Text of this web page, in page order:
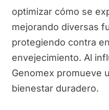
optimizar cómo se
mejorando diversas
protegiendo contra
envejecimiento. Al
Genomex promueve
bienestar duradero.